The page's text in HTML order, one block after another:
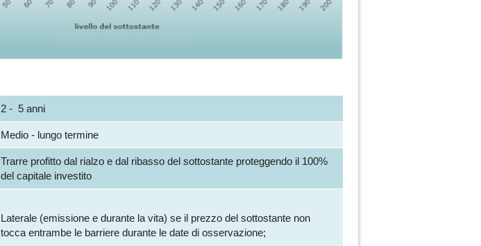
2 - 5 anni
Medio - lungo termine
Trarre profitto dal rialzo e dal ribasso del sottostante proteggendo il 100%
del capitale investito
Laterale (emissione e durante la vita) se il prezzo del sottostante non
tocca entrambe le barriere durante le date di osservazione;